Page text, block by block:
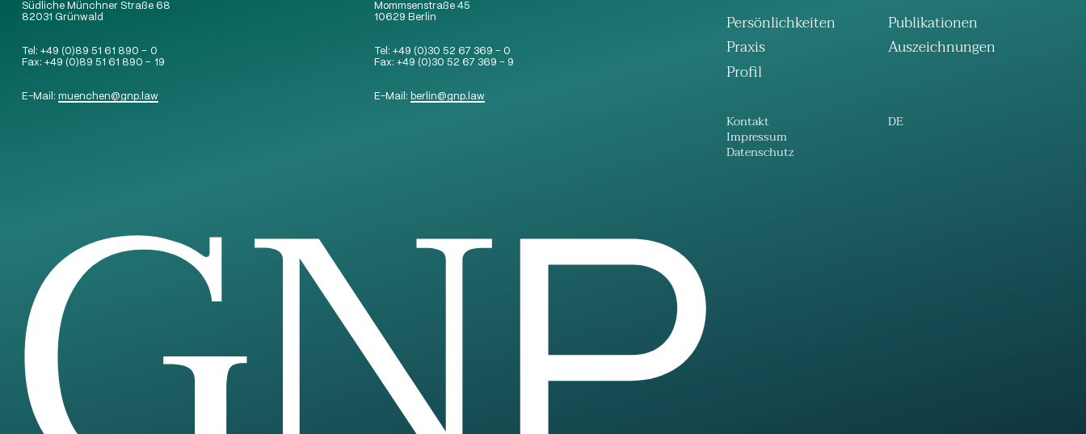
Südliche Münchner Straße 68
82031 Grünwald
Tel:+49 (0)89 51 61 890 – 0
Fax:+49 (0)89 51 61 890 – 19
E-Mail:muenchen@gnp.law
Mommsenstraße 45
10629 Berlin
Tel: +49 (0)30 52 67 369 – 0
Fax: +49 (0)30 52 67 369 – 9
E-Mail: berlin@gnp.law
Persönlichkeiten
Praxis
Profil
Kontakt
Impressum
Datenschutz
Publikationen
Auszeichnungen
DE